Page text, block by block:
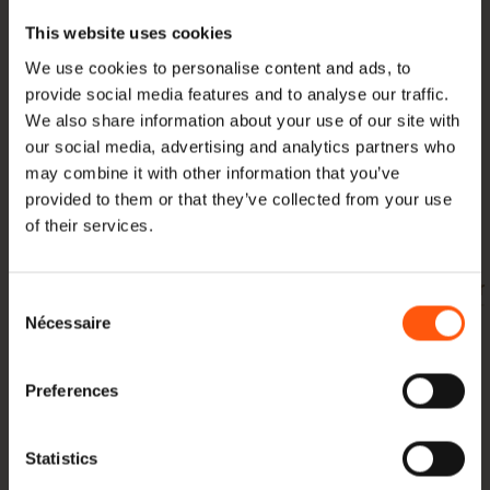
This website uses cookies
We use cookies to personalise content and ads, to
provide social media features and to analyse our traffic.
We also share information about your use of our site with
our social media, advertising and analytics partners who
may combine it with other information that you’ve
provided to them or that they’ve collected from your use
of their services.
Selection
Nécessaire
Preferences
Statistics
veuillez nous contacter pour savoir s'il est possible de
couper les poutres à la taille souhaitée.
Outre l'offre régulière en poutrelles, Hoogenhoff
propose, entre autres, du chênecharpente du toit,
Remboursement suédois,plat-bord,styloset
chevillesà.
Peuplier
jauneet
. Tout est directement importé et en
Voulez-vous une offre ? Ou bien vous souhaitez obtenir
plus d'informations sur nos produits et leurs possibilités,